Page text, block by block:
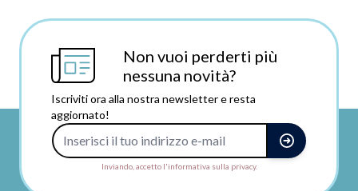
Non vuoi perderti più
nessuna novità?
Iscriviti ora alla nostra newsletter e resta
aggiornato!
Inviando, accetto l'informativa sulla privacy.